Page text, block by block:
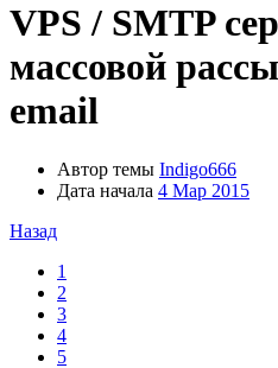
VPS / SMTP
массовой
email
Автор темы Indigo666
Дата начала 4 Мар 2015
Назад
1
2
3
4
5